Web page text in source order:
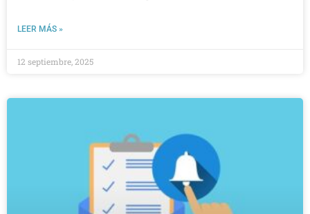
LEER MÁS »
12 septiembre, 2025